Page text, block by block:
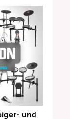
und